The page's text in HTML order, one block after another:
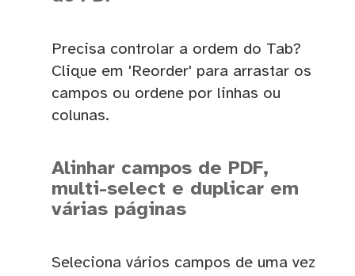
Precisa controlar a ordem do Tab?
Clique em 'Reorder' para arrastar os
campos ou ordene por linhas ou
colunas.
Alinhar campos de PDF,
multi-select e duplicar em
várias páginas
Seleciona vários campos de uma vez